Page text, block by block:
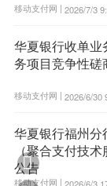
移动支付网 | 2026/7/3
华夏银行收单业
务项目竞争性磋
移动支付网 | 2026/6/30
华夏银行福州分
（聚合支付技
公告
移动支付网 |
